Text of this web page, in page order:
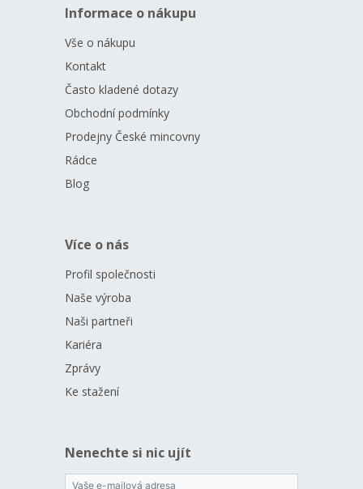
Informace o nákupu
Vše o nákupu
Kontakt
Často kladené dotazy
Obchodní podmínky
Prodejny České mincovny
Rádce
Blog
Více o nás
Profil společnosti
Naše výroba
Naši partneři
Kariéra
Zprávy
Ke stažení
Nenechte si nic ujít